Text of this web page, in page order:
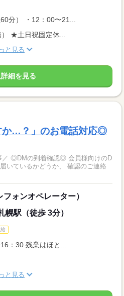
分） ・12：00〜21...
） ★土日祝固定休...
と見る
細を見る
か…？」のお電話対応◎
のD
いているかどうか、 確認のご連絡
ォンオペレーター）
幌駅（徒歩 3分）
：30 残業はほと...
と見る